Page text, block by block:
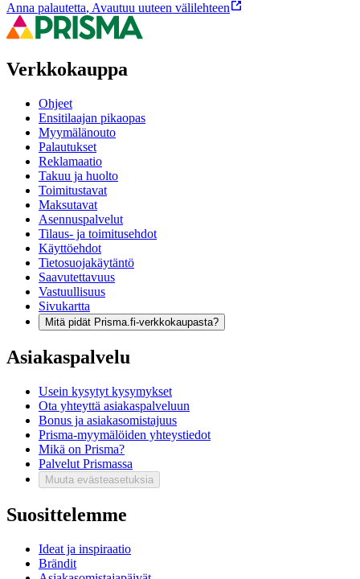
Anna palautetta, Avautuu uuteen välilehteen
Verkkokauppa
Ohjeet
Ensitilaajan pikaopas
Myymälänouto
Palautukset
Reklamaatio
Takuu ja huolto
Toimitustavat
Maksutavat
Asennuspalvelut
Tilaus- ja toimitusehdot
Käyttöehdot
Tietosuojakäytäntö
Saavutettavuus
Vastuullisuus
Sivukartta
Mitä pidät Prisma.fi-verkkokaupasta?
Asiakaspalvelu
Usein kysytyt kysymykset
Ota yhteyttä asiakaspalveluun
Bonus ja asiakasomistajuus
Prisma-myymälöiden yhteystiedot
Mikä on Prisma?
Palvelut Prismassa
Muuta evästeasetuksia
Suosittelemme
Ideat ja inspiraatio
Brändit